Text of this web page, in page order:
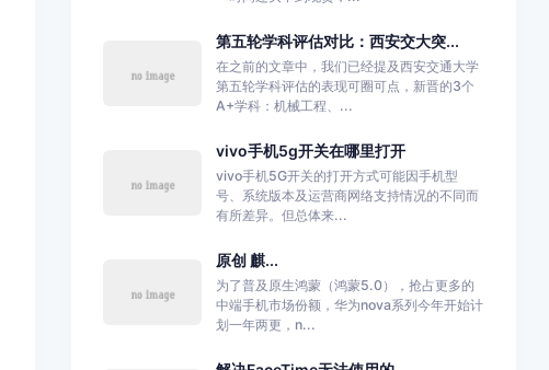
第五轮学科评估对比：西安交大突...
在之前的文章中，我们已经提及西安交通大学
第五轮学科评估的表现可圈可点，新晋的3个
A+学科：机械工程、...
vivo手机5g开关在哪里打开
vivo手机5G开关的打开方式可能因手机型
号、系统版本及运营商网络支持情况的不同而
有所差异。但总体来...
原创 麒...
为了普及原生鸿蒙（鸿蒙5.0），抢占更多的
中端手机市场份额，华为nova系列今年开始计
划一年两更，n...